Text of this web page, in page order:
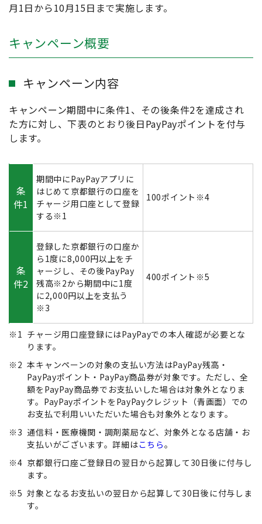
月1日から10月15日まで実施します。
キャンペーン概要
キャンペーン内容
キャンペーン期間中に条件1、その後条件2を達成され
た方に対し、下表のとおり後日PayPayポイントを付与
します。
条
件1
期間中にPayPayアプリに
はじめて京都銀行の口座を
チャージ用口座として登録
する※1
100ポイント※4
条
件2
登録した京都銀行の口座か
ら1度に8,000円以上をチ
ャージし、その後PayPay
残高※2から期間中に1度
に2,000円以上を支払う
※3
400ポイント※5
※1 チャージ用口座登録にはPayPayでの本人確認が必要とな
ります。
※2 本キャンペーンの対象の支払い方法はPayPay残高・
PayPayポイント・PayPay商品券が対象です。ただし、全
額をPayPay商品券でお支払いした場合は対象外となりま
す。PayPayポイントをPayPayクレジット（青画面）での
お支払で利用いいただいた場合も対象外となります。
※3 通信料・医療機関・調剤薬局など、対象外となる店舗・お
支払いがございます。詳細はこちら。
※4 京都銀行口座ご登録日の翌日から起算して30日後に付与し
ます。
※5 対象となるお支払いの翌日から起算して30日後に付与しま
す。